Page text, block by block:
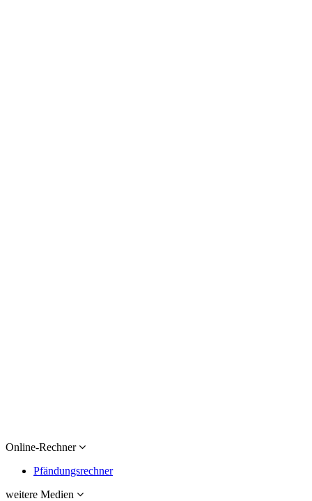
Online-Rechner
Pfändungsrechner
weitere Medien